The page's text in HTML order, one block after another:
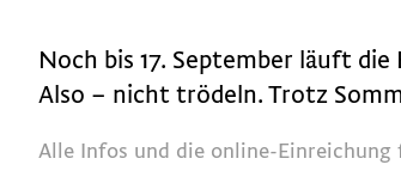
Noch bis 17. September läuft
Also – nicht trödeln. Trotz
Alle Infos und die online-Einreichung